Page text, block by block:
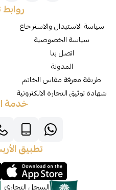
سياسة الاستبدال والاسترجاع
سياسة الخصوصية
اتصل بنا
المدونة
طريقة معرفة مقاس الخاتم
شهادة توثيق التجارة الالكترونية
خدمة
تطبيق
السجل التجاري